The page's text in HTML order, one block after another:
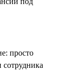
просто